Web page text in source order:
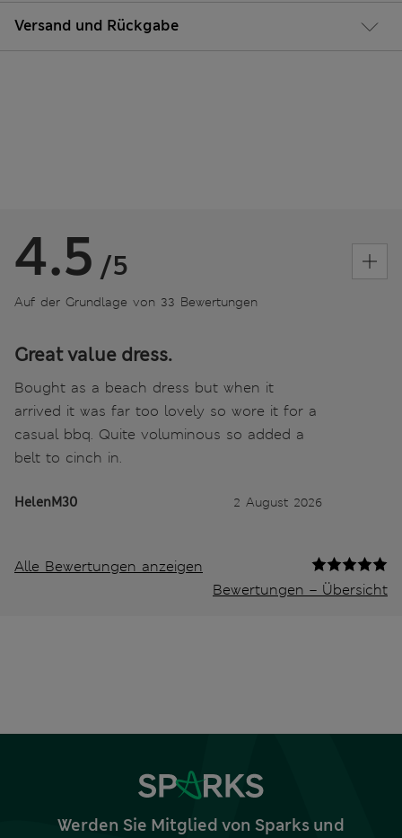
Versand und Rückgabe
4.5 /5
Auf der Grundlage von 33 Bewertungen
Great value dress.
Bought as a beach dress but when it
arrived it was far too lovely so wore it for a
casual bbq. Quite voluminous so added a
belt to cinch in.
HelenM30 2 August 2026
Alle Bewertungen anzeigen
Bewertungen – Übersicht
Werden Sie Mitglied von Sparks und